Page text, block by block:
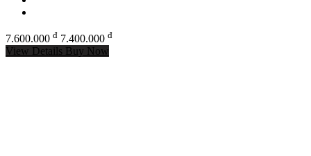
7.600.000 đ 7.400.000 đ
View Details Buy Now